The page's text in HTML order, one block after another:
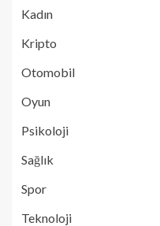
Kadın
Kripto
Otomobil
Oyun
Psikoloji
Sağlık
Spor
Teknoloji